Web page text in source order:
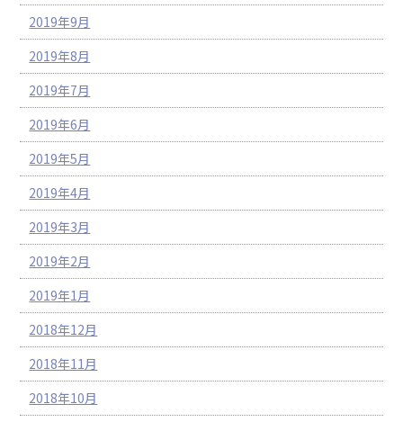
2019年9月
2019年8月
2019年7月
2019年6月
2019年5月
2019年4月
2019年3月
2019年2月
2019年1月
2018年12月
2018年11月
2018年10月